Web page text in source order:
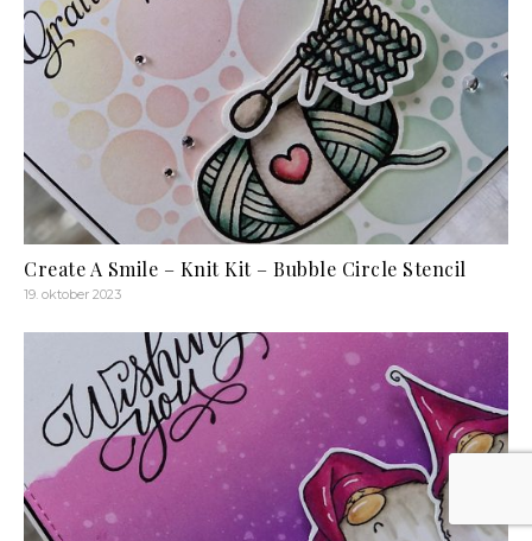
Create A Smile – Knit Kit – Bubble Circle Stencil
19. oktober 2023